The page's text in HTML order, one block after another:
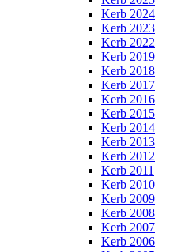
Kerb 2024
Kerb 2023
Kerb 2022
Kerb 2019
Kerb 2018
Kerb 2017
Kerb 2016
Kerb 2015
Kerb 2014
Kerb 2013
Kerb 2012
Kerb 2011
Kerb 2010
Kerb 2009
Kerb 2008
Kerb 2007
Kerb 2006